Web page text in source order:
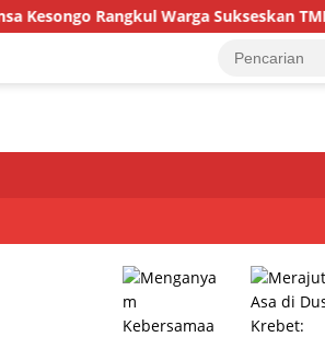
Warga Sukseskan TMMD 129 Bojonegoro